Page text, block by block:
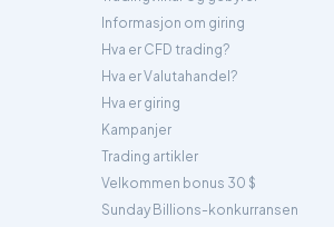
Informasjon om giring
Hva er CFD trading?
Hva er Valutahandel?
Hva er giring
Kampanjer
Trading artikler
Velkommen bonus 30 $
Sunday Billions-konkurransen